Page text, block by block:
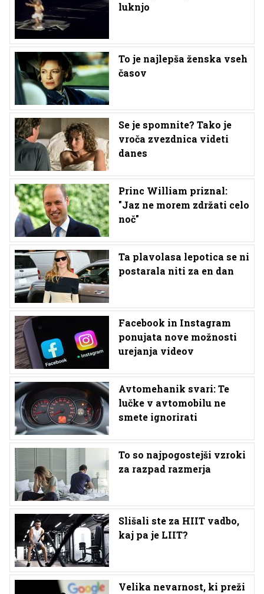
luknjo
To je najlepša ženska vseh
časov
Se je spomnite? Tako je
vroča zvezdnica videti
danes
Princ William priznal:
"Jaz ne morem zdržati celo
noč"
Ta plavolasa lepotica se ni
postarala niti za en dan
Facebook in Instagram
ponujata nove možnosti
urejanja videov
Avtomehanik svari: Te
lučke v avtomobilu ne
smete ignorirati
To so najpogostejši vzroki
za razpad razmerja
Slišali ste za HIIT vadbo,
kaj pa je LIIT?
Velika nevarnost, ki preži